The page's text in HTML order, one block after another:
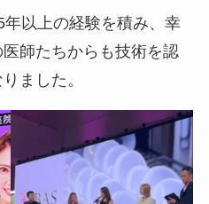
以上の経験を積み、幸
師たちからも技術を認
ました。